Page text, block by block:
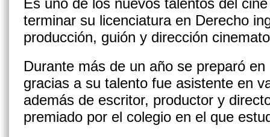
Es uno de los nuevos talentos del
terminar su licenciatura en Derecho
producción, guión y dirección
Durante más de un año se preparó
gracias a su talento fue asistente en
además de escritor, productor y
premiado por el colegio en el que